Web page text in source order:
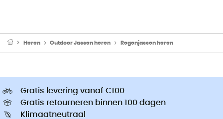
Heren Outdoor Jassen heren Regenjassen heren
Gratis levering vanaf €100
Gratis retourneren binnen 100 dagen
Klimaatneutraal